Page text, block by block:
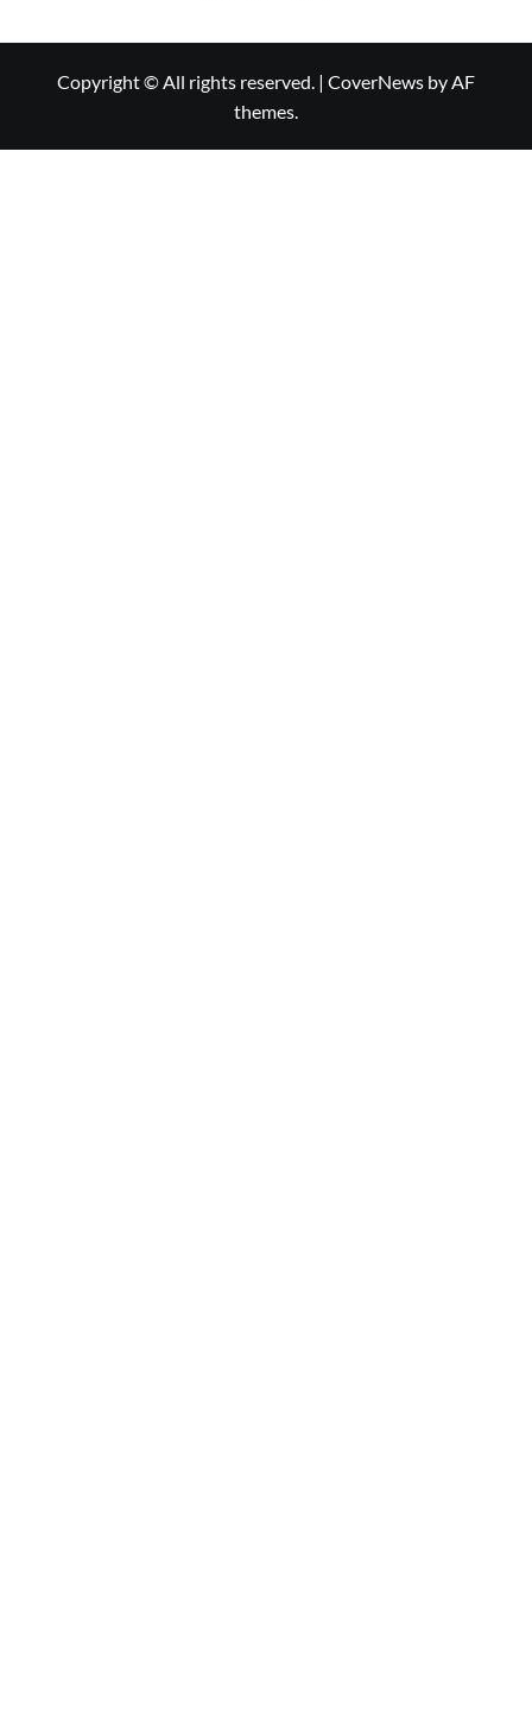
Copyright © All rights reserved. | CoverNews by AF
themes.